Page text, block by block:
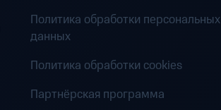
Политика обработки персональных
данных
Политика обработки cookies
Партнёрская программа